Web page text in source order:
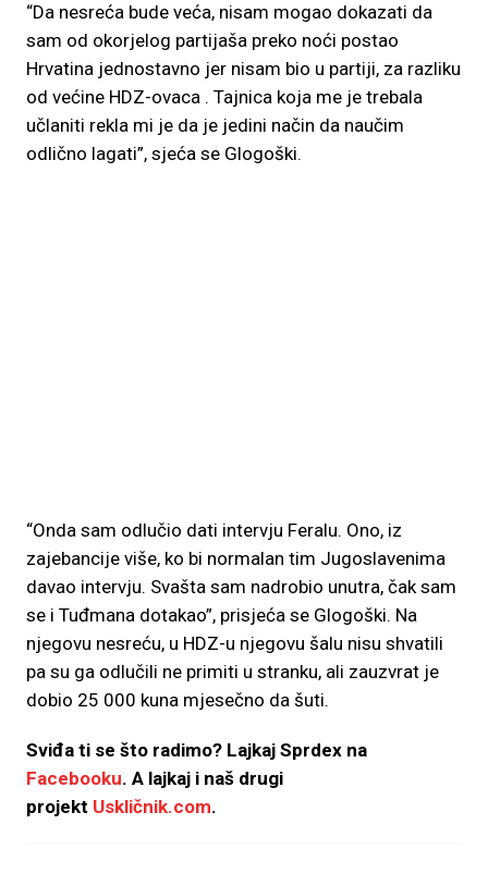
“Da nesreća bude veća, nisam mogao dokazati da
sam od okorjelog partijaša preko noći postao
Hrvatina jednostavno jer nisam bio u partiji, za razliku
od većine HDZ-ovaca . Tajnica koja me je trebala
učlaniti rekla mi je da je jedini način da naučim
odlično lagati”, sjeća se Glogoški.
“Onda sam odlučio dati intervju Feralu. Ono, iz
zajebancije više, ko bi normalan tim Jugoslavenima
davao intervju. Svašta sam nadrobio unutra, čak sam
se i Tuđmana dotakao”, prisjeća se Glogoški. Na
njegovu nesreću, u HDZ-u njegovu šalu nisu shvatili
pa su ga odlučili ne primiti u stranku, ali zauzvrat je
dobio 25 000 kuna mjesečno da šuti.
Sviđa ti se što radimo? Lajkaj Sprdex na
Facebooku. A lajkaj i naš drugi
projekt Uskličnik.com.